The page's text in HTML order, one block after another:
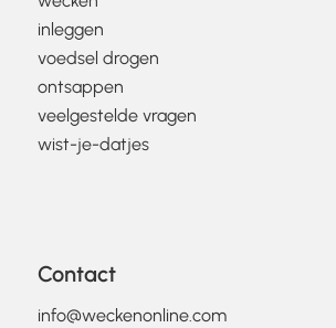
inleggen
voedsel drogen
ontsappen
veelgestelde vragen
wist-je-datjes
Contact
info@weckenonline.com